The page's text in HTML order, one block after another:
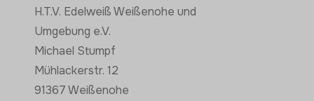
H.T.V. Edelweiß Weißenohe und
Umgebung e.V.
Michael Stumpf
Mühlackerstr. 12
91367 Weißenohe